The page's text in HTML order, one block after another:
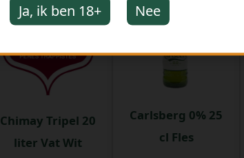
Chimay Tripel 20
liter Vat Wit
Carlsberg 0% 25
cl Fles
Ja, ik ben 18+ Nee